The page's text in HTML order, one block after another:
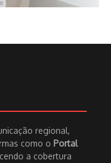
regional,
como o Portal
a cobertura